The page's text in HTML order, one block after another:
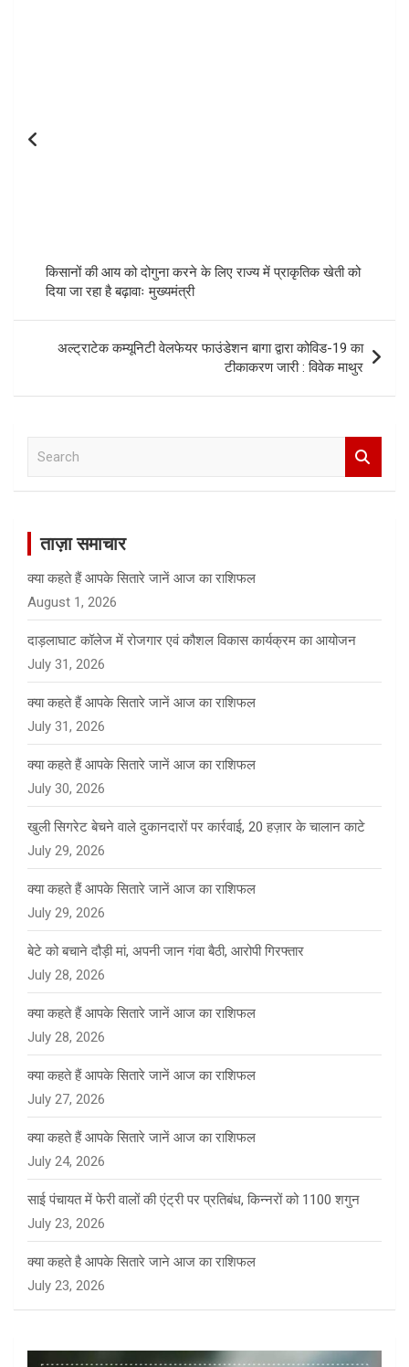
किसानों की आय को दोगुना करने के लिए राज्य में प्राकृतिक खेती को
दिया जा रहा है बढ़ावाः मुख्यमंत्री
अल्ट्राटेक कम्यूनिटी वेलफेयर फाउंडेशन बागा द्वारा कोविड-19 का
टीकाकरण जारी : विवेक माथुर
ताज़ा समाचार
क्या कहते हैं आपके सितारे जानें आज का राशिफल
August 1, 2026
दाड़लाघाट कॉलेज में रोजगार एवं कौशल विकास कार्यक्रम का आयोजन
July 31, 2026
क्या कहते हैं आपके सितारे जानें आज का राशिफल
July 31, 2026
क्या कहते हैं आपके सितारे जानें आज का राशिफल
July 30, 2026
खुली सिगरेट बेचने वाले दुकानदारों पर कार्रवाई, 20 हज़ार के चालान काटे
July 29, 2026
क्या कहते हैं आपके सितारे जानें आज का राशिफल
July 29, 2026
बेटे को बचाने दौड़ी मां, अपनी जान गंवा बैठी, आरोपी गिरफ्तार
July 28, 2026
क्या कहते हैं आपके सितारे जानें आज का राशिफल
July 28, 2026
क्या कहते हैं आपके सितारे जानें आज का राशिफल
July 27, 2026
क्या कहते हैं आपके सितारे जानें आज का राशिफल
July 24, 2026
साई पंचायत में फेरी वालों की एंट्री पर प्रतिबंध, किन्नरों को 1100 शगुन
July 23, 2026
क्या कहते है आपके सितारे जाने आज का राशिफल
July 23, 2026